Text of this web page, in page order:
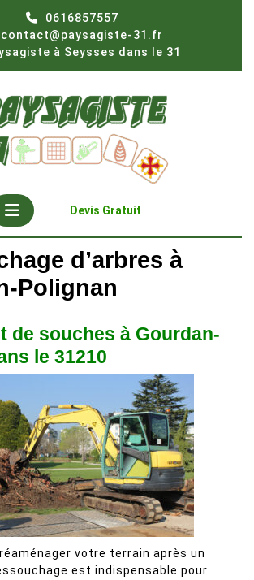
0616857557
contact@paysagiste-31.fr
à Seysses dans le 31
Open
Button
Devis Gratuit
d’arbres à
Polignan
de souches à Gourdan-
le 31210
votre terrain après un
est indispensable pour